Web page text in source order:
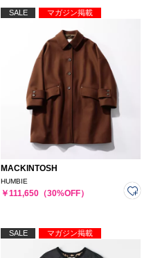
SALE マガジン掲載
MACKINTOSH
HUMBIE
￥111,650（30%OFF）
SALE マガジン掲載